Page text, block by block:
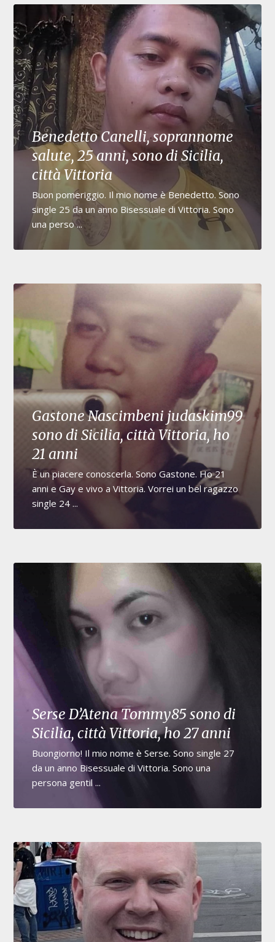
Benedetto Canelli, soprannome
salute, 25 anni, sono di Sicilia,
città Vittoria
Buon pomeriggio. Il mio nome è Benedetto. Sono
single 25 da un anno Bisessuale di Vittoria. Sono
una perso ...
Gastone Nascimbeni judaskim99
sono di Sicilia, città Vittoria, ho
21 anni
È un piacere conoscerla. Sono Gastone. Ho 21
anni e Gay e vivo a Vittoria. Vorrei un bel ragazzo
single 24 ...
Serse D’Atena Tommy85 sono di
Sicilia, città Vittoria, ho 27 anni
Buongiorno! Il mio nome è Serse. Sono single 27
da un anno Bisessuale di Vittoria. Sono una
persona gentil ...